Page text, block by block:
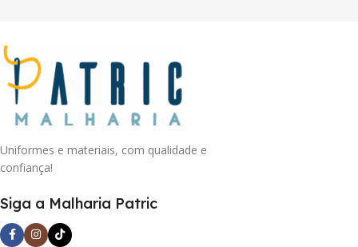
Uniformes e materiais, com qualidade e
confiança!
Siga a Malharia Patric